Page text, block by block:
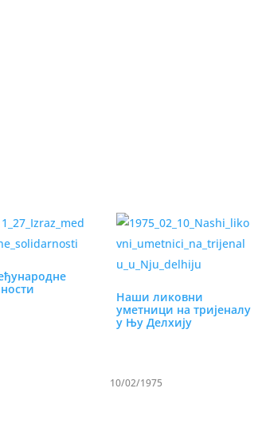
Наши ликовни
уметници на тријеналу
у Њу Делхију
10/02/1975